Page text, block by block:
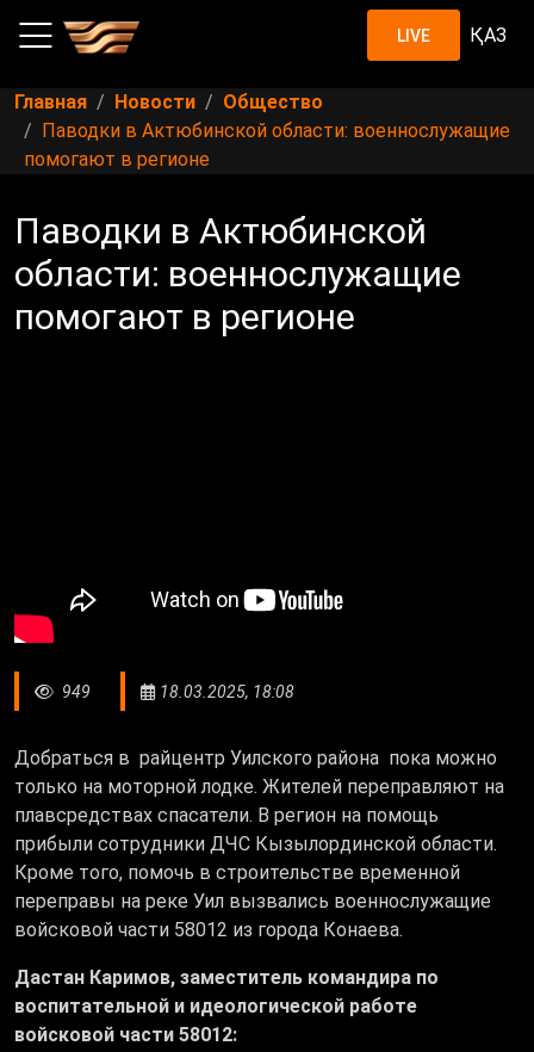
LIVE ҚАЗ
Главная Новости
Общество
Паводки в Актюбинской области: военнослужащие
помогают в регионе
Паводки в Актюбинской
области: военнослужащие
помогают в регионе
949 18.03.2025, 18:08
Добраться в райцентр Уилского района пока можно
только на моторной лодке. Жителей переправляют на
плавсредствах спасатели. В регион на помощь
прибыли сотрудники ДЧС Кызылординской области.
Кроме того, помочь в строительстве временной
переправы на реке Уил вызвались военнослужащие
войсковой части 58012 из города Конаева.
Дастан Каримов, заместитель командира по
воспитательной и идеологической работе
войсковой части 58012: